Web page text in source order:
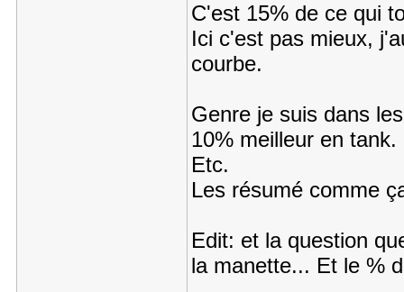
C'est 15% de ce qui
Ici c'est pas mieux,
courbe.
Genre je suis dans
10% meilleur en tank.
Etc.
Les résumé comme
Edit: et la question
la manette... Et le %